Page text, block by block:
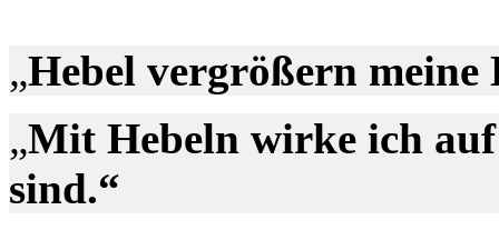
„Hebel vergrößern meine
„Mit Hebeln wirke ich
sind.“